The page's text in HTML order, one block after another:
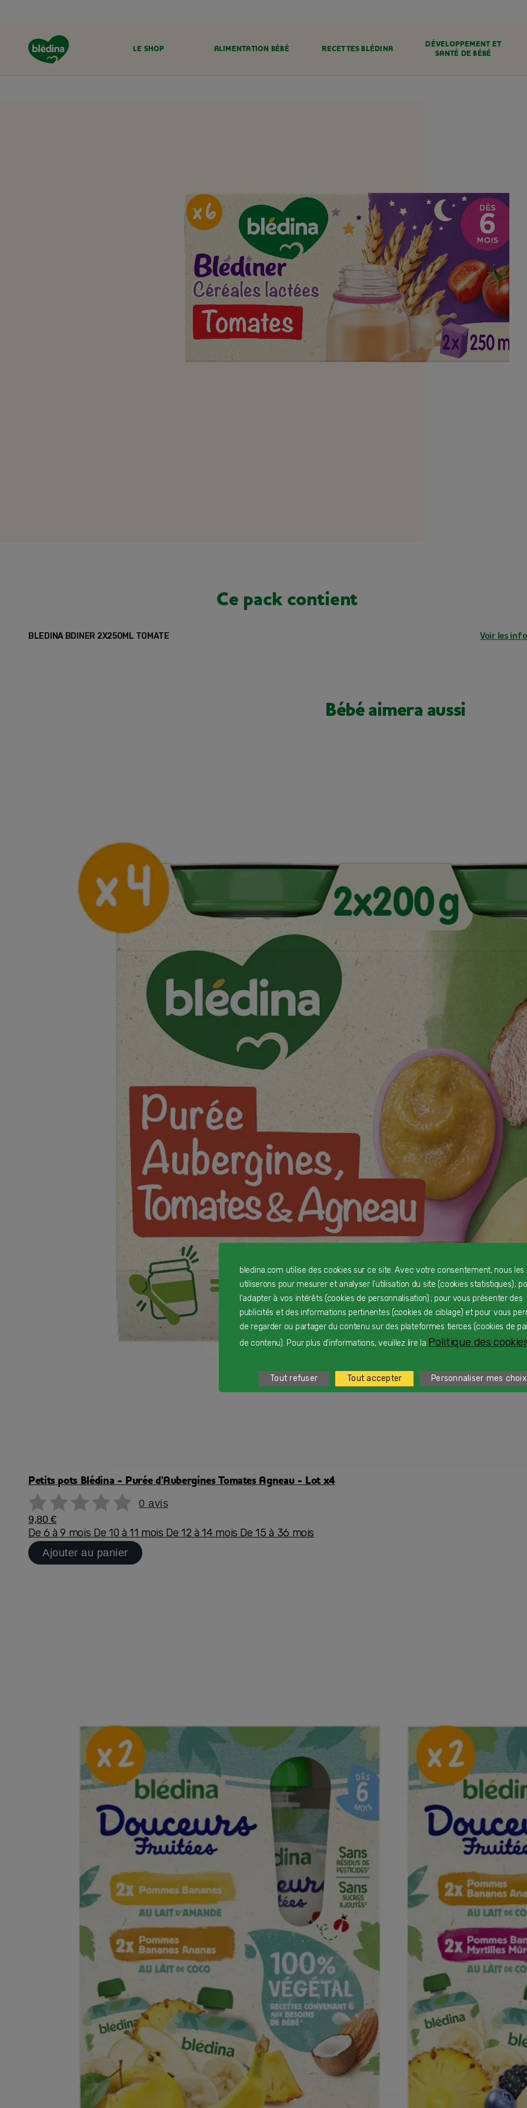
LE SHOP ALIMENTATION BÉBÉ RECETTES BLÉDINA
DÉVELOPPEMENT ET
SANTÉ DE BÉBÉ
LE SHOP
Ce pack contient
BLEDINA BDINER 2X250ML TOMATE Voir les
Bébé aimera aussi
Petits pots Blédina - Purée d'Aubergines Tomates Agneau - Lot x4
0 avis
9,80 €
De 6 à 9 mois De 10 à 11 mois De 12 à 14 mois De 15 à 36 mois
Ajouter au panier
bledina.com utilise des cookies sur ce site. Avec votre consentement, nous les
utiliserons pour mesurer et analyser l'utilisation du site (cookies statistiques) ;
l'adapter à vos intérêts (cookies de personnalisation) ; pour vous présenter des
publicités et des informations pertinentes (cookies de ciblage) et pour vous
de regarder ou partager du contenu sur des plateformes tierces (cookies de
de contenu). Pour plus d'informations, veuillez lire la Politique des
Tout refuser Tout accepter Personnaliser mes choix